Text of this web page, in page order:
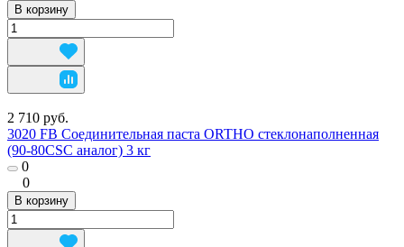
В корзину
2 710 руб.
3020 FB Соединительная паста ORTHO стеклонаполненная
(90-80CSC аналог) 3 кг
0
0
В корзину